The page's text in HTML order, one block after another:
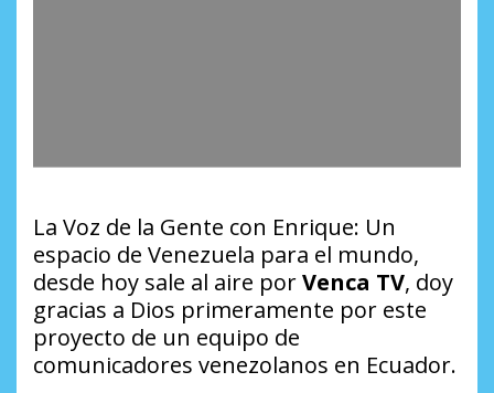
La Voz de la Gente con Enrique: Un
espacio de Venezuela para el mundo,
desde hoy sale al aire porVenca TV, doy
gracias a Dios primeramente por este
proyecto de un equipo de
comunicadores venezolanos en Ecuador.